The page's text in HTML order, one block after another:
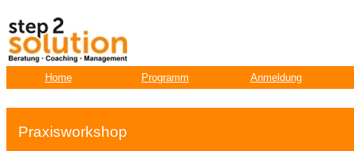
Home Programm Anmeldung
Praxisworkshop